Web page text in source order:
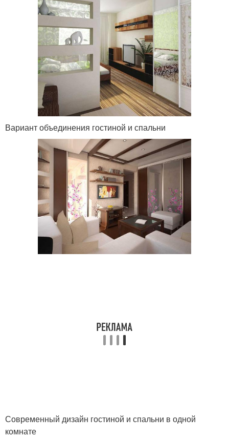
Вариант объединения гостиной и спальни
Современный дизайн гостиной и спальни в одной
комнате